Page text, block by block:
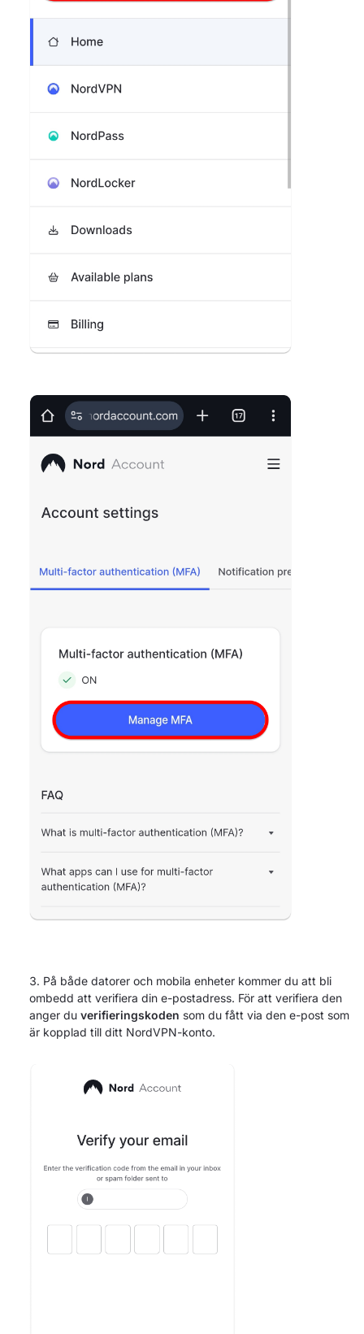
På både datorer och mobila enheter kommer du att bli
ombedd att verifiera din e-postadress. För att verifiera den
anger du verifieringskoden som du fått via den e-post som
är kopplad till ditt NordVPN-konto.